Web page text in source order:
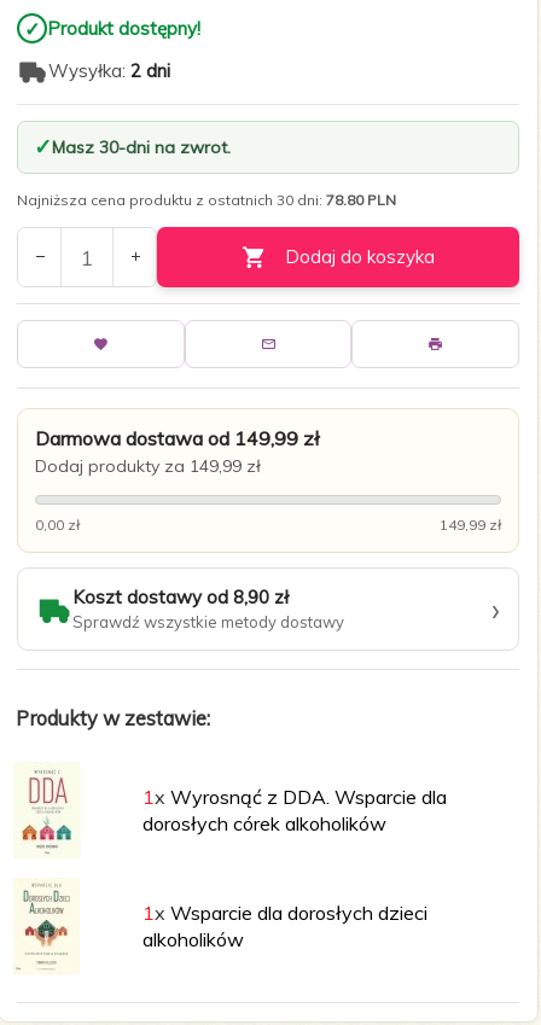
✓ Produkt dostępny!
Wysyłka: 2 dni
Masz 30-dni na zwrot.
Najniższa cena produktu z ostatnich 30 dni: 78.80 PLN
Dodaj do koszyka
Darmowa dostawa od 149,99 zł
Dodaj produkty za 149,99 zł
0,00 zł 149,99 zł
Koszt dostawy od 8,90 zł
Sprawdź wszystkie metody dostawy ›
Produkty w zestawie:
1x Wyrosnąć z DDA. Wsparcie dla
dorosłych córek alkoholików
1x Wsparcie dla dorosłych dzieci
alkoholików